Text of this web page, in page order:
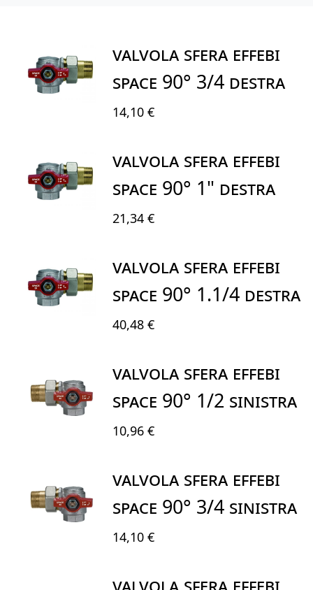
VALVOLA SFERA EFFEBI
SPACE 90° 3/4 DESTRA
14,10 €
VALVOLA SFERA EFFEBI
SPACE 90° 1" DESTRA
21,34 €
VALVOLA SFERA EFFEBI
SPACE 90° 1.1/4 DESTRA
40,48 €
VALVOLA SFERA EFFEBI
SPACE 90° 1/2 SINISTRA
10,96 €
VALVOLA SFERA EFFEBI
SPACE 90° 3/4 SINISTRA
14,10 €
VALVOLA SFERA EFFEBI